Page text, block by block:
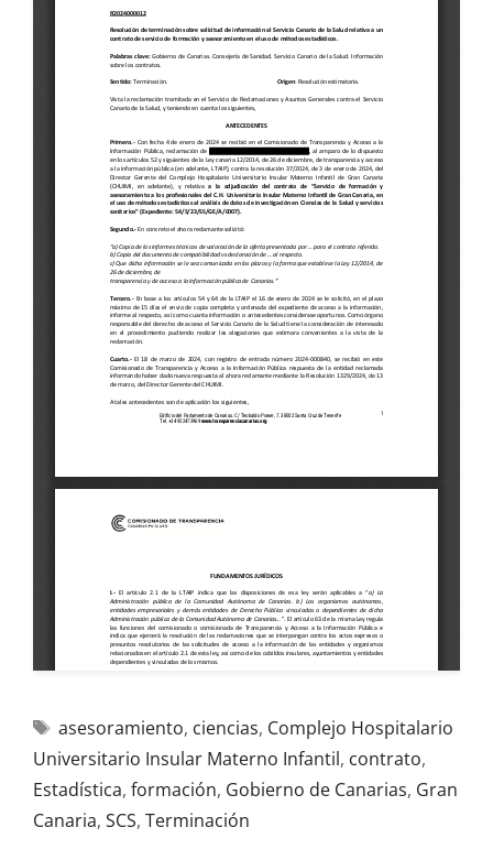
asesoramiento, ciencias, Complejo Hospitalario
Universitario Insular Materno Infantil, contrato,
Estadística, formación, Gobierno de Canarias, Gran
Canaria, SCS, Terminación